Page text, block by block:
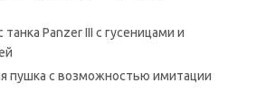
Panzer III с гусеницами и
пушка с возможностью имитации